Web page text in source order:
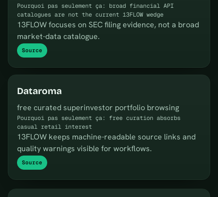
Pourquoi pas seulement ça: broad financial API
catalogues are not the current 13FLOW wedge
13FLOW focuses on SEC filing evidence, not a broad
market-data catalogue.
Source
Dataroma
free curated superinvestor portfolio browsing
Pourquoi pas seulement ça: free curation absorbs
casual retail interest
13FLOW keeps machine-readable source links and
quality warnings visible for workflows.
Source